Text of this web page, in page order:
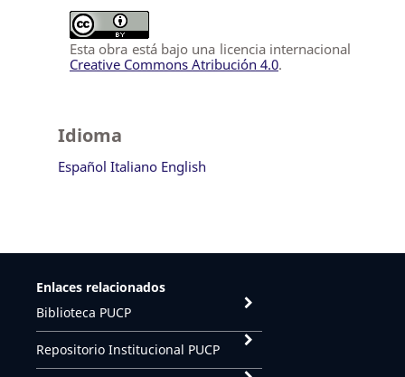
Esta obra está bajo una licencia internacional
Creative Commons Atribución 4.0.
Idioma
Español Italiano English
Enlaces relacionados
Biblioteca PUCP
Repositorio Institucional PUCP